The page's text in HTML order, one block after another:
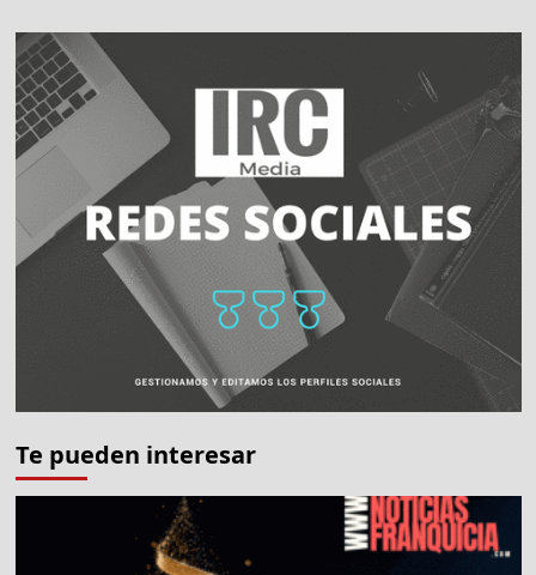
La
Rollerie
Terrasse
desembarca
oro
gastronómica
de
Madrid
Te pueden interesar